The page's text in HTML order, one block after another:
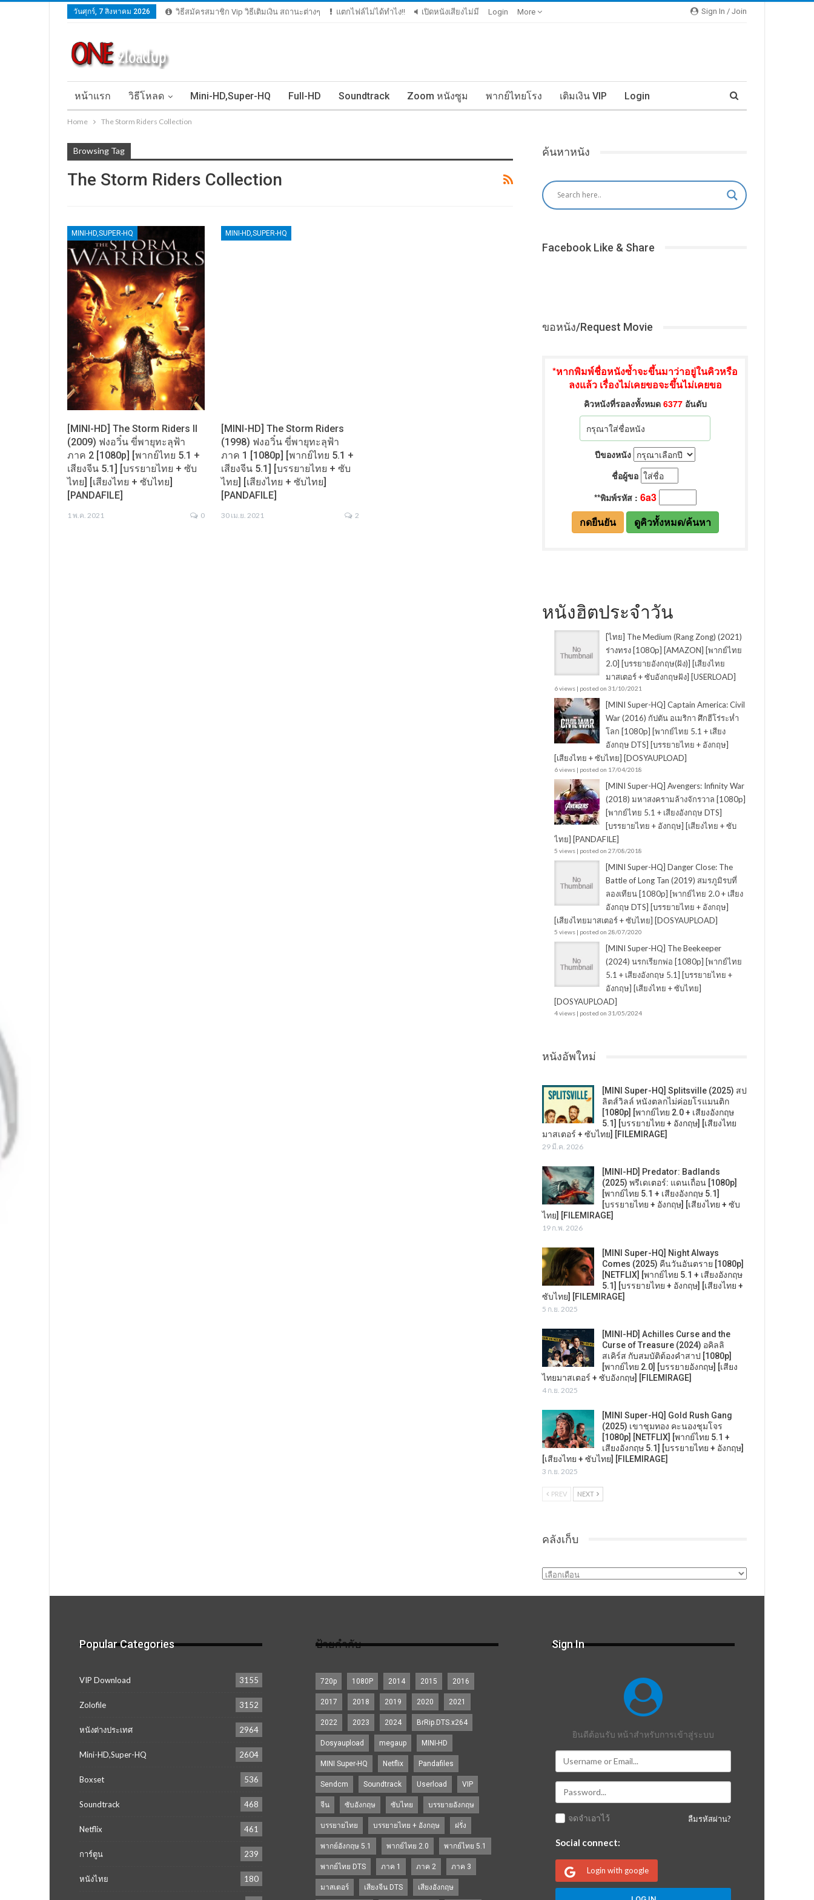
Sign In / Join
วันศุกร์, 7 สิงหาคม 2026 วิธีสมัครสมาชิก Vip วิธีเติมเงิน สถานะต่างๆ แตกไฟล์ไม่ได้ทำไง!! เปิดหนังเสียงไม่มี Login More
หน้าแรก วิธีโหลด Mini-HD,Super-HQ Full-HD Soundtrack Zoom หนังซูม พากย์ไทยโรง เติมเงิน VIP Login
Home The Storm Riders Collection
Browsing Tag
The Storm Riders Collection
MINI-HD,SUPER-HQ
[MINI-HD] The Storm Riders II
(2009) ฟงอวิ๋น ขี่พายุทะลุฟ้า
ภาค 2 [1080p] [พากย์ไทย 5.1 +
เสียงจีน 5.1] [บรรยายไทย + ซับ
ไทย] [เสียงไทย + ซับไทย]
[PANDAFILE]
1 พ.ค. 2021 0
MINI-HD,SUPER-HQ
[MINI-HD] The Storm Riders
(1998) ฟงอวิ๋น ขี่พายุทะลุฟ้า
ภาค 1 [1080p] [พากย์ไทย 5.1 +
เสียงจีน 5.1] [บรรยายไทย + ซับ
ไทย] [เสียงไทย + ซับไทย]
[PANDAFILE]
30 เม.ย. 2021 2
ค้นหาหนัง
Facebook Like & Share
ขอหนัง/Request Movie
หนังฮิตประจำวัน
[ไทย] The Medium (Rang Zong) (2021)
ร่างทรง [1080p] [AMAZON] [พากย์ไทย
2.0] [บรรยายอังกฤษ(ฝัง)] [เสียงไทย
มาสเตอร์ + ซับอังกฤษฝัง] [USERLOAD]
6 views| posted on 31/10/2021
[MINI Super-HQ] Captain America: Civil
War (2016) กัปตัน อเมริกา ศึกฮีโร่ระห่ำ
โลก [1080p] [พากย์ไทย 5.1 + เสียง
อังกฤษ DTS] [บรรยายไทย + อังกฤษ]
[เสียงไทย + ซับไทย] [DOSYAUPLOAD]
6 views| posted on 17/04/2018
[MINI Super-HQ] Avengers: Infinity War
(2018) มหาสงครามล้างจักรวาล [1080p]
[พากย์ไทย 5.1 + เสียงอังกฤษ DTS]
[บรรยายไทย + อังกฤษ] [เสียงไทย + ซับ
ไทย] [PANDAFILE]
5 views| posted on 27/08/2018
[MINI Super-HQ] Danger Close: The
Battle of Long Tan (2019) สมรภูมิรบที่
ลองเทียน [1080p] [พากย์ไทย 2.0 + เสียง
อังกฤษ DTS] [บรรยายไทย + อังกฤษ]
[เสียงไทยมาสเตอร์ + ซับไทย] [DOSYAUPLOAD]
5 views| posted on 28/07/2020
[MINI Super-HQ] The Beekeeper
(2024) นรกเรียกพ่อ [1080p] [พากย์ไทย
5.1 + เสียงอังกฤษ 5.1] [บรรยายไทย +
อังกฤษ] [เสียงไทย + ซับไทย]
[DOSYAUPLOAD]
4 views| posted on 31/05/2024
หนังอัพใหม่
[MINI Super-HQ] Splitsville (2025) สป
ลิตส์วิลล์ หนังตลกไม่ค่อยโรแมนติก
[1080p] [พากย์ไทย 2.0 + เสียงอังกฤษ
5.1] [บรรยายไทย + อังกฤษ] [เสียงไทย
มาสเตอร์ + ซับไทย] [FILEMIRAGE]
29 มี.ค. 2026
[MINI-HD] Predator: Badlands
(2025) พรีเดเตอร์: แดนเถื่อน [1080p]
[พากย์ไทย 5.1 + เสียงอังกฤษ 5.1]
[บรรยายไทย + อังกฤษ] [เสียงไทย + ซับ
ไทย] [FILEMIRAGE]
19 ก.พ. 2026
[MINI Super-HQ] Night Always
Comes (2025) คืนวันอันตราย [1080p]
[NETFLIX] [พากย์ไทย 5.1 + เสียงอังกฤษ
5.1] [บรรยายไทย + อังกฤษ] [เสียงไทย +
ซับไทย] [FILEMIRAGE]
5 ก.ย. 2025
[MINI-HD] Achilles Curse and the
Curse of Treasure (2024) อคิลลิ
สเคิร์ส กับสมบัติต้องคำสาป [1080p]
[พากย์ไทย 2.0] [บรรยายอังกฤษ] [เสียง
ไทยมาสเตอร์ + ซับอังกฤษ] [FILEMIRAGE]
4 ก.ย. 2025
[MINI Super-HQ] Gold Rush Gang
(2025) เขาชุมทอง คะนองชุมโจร
[1080p] [NETFLIX] [พากย์ไทย 5.1 +
เสียงอังกฤษ 5.1] [บรรยายไทย + อังกฤษ]
[เสียงไทย + ซับไทย] [FILEMIRAGE]
3 ก.ย. 2025
PREV NEXT
คลังเก็บ
คลัง
Popular Categories
VIP Download 3155
Zolofile 3152
หนังต่างประเทศ 2964
Mini-HD,Super-HQ 2604
Boxset 536
Soundtrack 468
Netflix 461
การ์ตูน 239
หนังไทย 180
ป้ายกำกับ
720p 1080P 2014 2015 2016
2017 2018 2019 2020 2021
2022 2023 2024 BrRip.DTS.x264
Dosyaupload megaup MINI-HD
MINI Super-HQ Netflix Pandafiles
Sendcm Soundtrack Userload VIP
จีน ซับอังกฤษ ซับไทย บรรยายอังกฤษ
บรรยายไทย บรรยายไทย + อังกฤษ ฝรั่ง
พากย์อังกฤษ 5.1 พากย์ไทย 2.0 พากย์ไทย 5.1
พากย์ไทย DTS ภาค 1 ภาค 2 ภาค 3
มาสเตอร์ เสียงจีน DTS เสียงอังกฤษ
Sign In
ยินดีต้อนรับ หน้าสำหรับการเข้าสู่ระบบ
ลืมรหัสผ่าน?
จดจำเอาไว้
Social connect:
Login with google